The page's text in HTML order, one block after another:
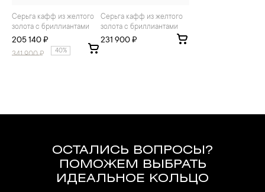
Серьга кафф из желтого
золота с бриллиантами
205 140 ₽
341 900₽ 40%
Серьга кафф из желтого
золота с бриллиантами
231 900 ₽
ОСТАЛИСЬ ВОПРОСЫ?
ПОМОЖЕМ ВЫБРАТЬ
ИДЕАЛЬНОЕ КОЛЬЦО